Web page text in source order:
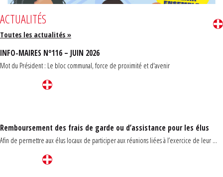
ACTUALITÉS
Toutes les actualités »
INFO-MAIRES N°116 – JUIN 2026
Mot du Président : Le bloc communal, force de proximité et d'avenir
Remboursement des frais de garde ou d’assistance pour les élus
Afin de permettre aux élus locaux de participer aux réunions liées à l’exercice de leur ...